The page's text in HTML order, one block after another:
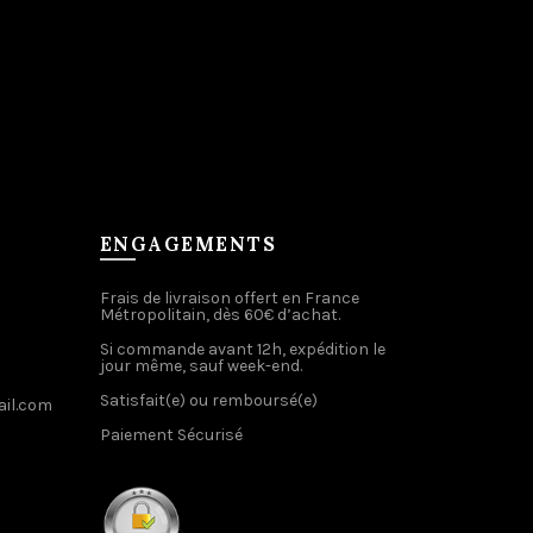
ENGAGEMENTS
Frais de livraison offert en France
Métropolitain, dès 60€ d’achat.
Si commande avant 12h, expédition le
jour même, sauf week-end.
Satisfait(e) ou remboursé(e)
Paiement Sécurisé